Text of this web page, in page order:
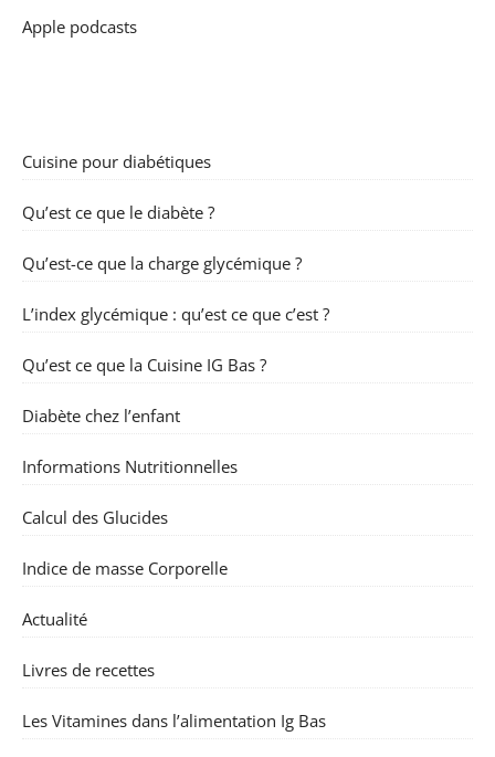
Apple podcasts
Cuisine pour diabétiques
Qu’est ce que le diabète ?
Qu’est-ce que la charge glycémique ?
L’index glycémique : qu’est ce que c’est ?
Qu’est ce que la Cuisine IG Bas ?
Diabète chez l’enfant
Informations Nutritionnelles
Calcul des Glucides
Indice de masse Corporelle
Actualité
Livres de recettes
Les Vitamines dans l’alimentation Ig Bas